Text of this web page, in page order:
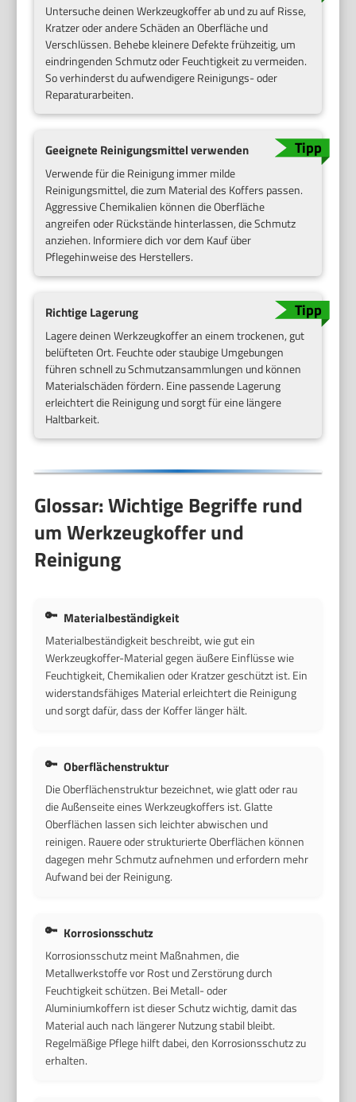
Untersuche deinen Werkzeugkoffer ab und zu auf Risse,
Kratzer oder andere Schäden an Oberfläche und
Verschlüssen. Behebe kleinere Defekte frühzeitig, um
eindringenden Schmutz oder Feuchtigkeit zu vermeiden.
So verhinderst du aufwendigere Reinigungs- oder
Reparaturarbeiten.
Geeignete Reinigungsmittel verwenden
Verwende für die Reinigung immer milde
Reinigungsmittel, die zum Material des Koffers passen.
Aggressive Chemikalien können die Oberfläche
angreifen oder Rückstände hinterlassen, die Schmutz
anziehen. Informiere dich vor dem Kauf über
Pflegehinweise des Herstellers.
Richtige Lagerung
Lagere deinen Werkzeugkoffer an einem trockenen, gut
belüfteten Ort. Feuchte oder staubige Umgebungen
führen schnell zu Schmutzansammlungen und können
Materialschäden fördern. Eine passende Lagerung
erleichtert die Reinigung und sorgt für eine längere
Haltbarkeit.
Glossar: Wichtige Begriffe rund
um Werkzeugkoffer und
Reinigung
Materialbeständigkeit
Materialbeständigkeit beschreibt, wie gut ein
Werkzeugkoffer-Material gegen äußere Einflüsse wie
Feuchtigkeit, Chemikalien oder Kratzer geschützt ist. Ein
widerstandsfähiges Material erleichtert die Reinigung
und sorgt dafür, dass der Koffer länger hält.
Oberflächenstruktur
Die Oberflächenstruktur bezeichnet, wie glatt oder rau
die Außenseite eines Werkzeugkoffers ist. Glatte
Oberflächen lassen sich leichter abwischen und
reinigen. Rauere oder strukturierte Oberflächen können
dagegen mehr Schmutz aufnehmen und erfordern mehr
Aufwand bei der Reinigung.
Korrosionsschutz
Korrosionsschutz meint Maßnahmen, die
Metallwerkstoffe vor Rost und Zerstörung durch
Feuchtigkeit schützen. Bei Metall- oder
Aluminiumkoffern ist dieser Schutz wichtig, damit das
Material auch nach längerer Nutzung stabil bleibt.
Regelmäßige Pflege hilft dabei, den Korrosionsschutz zu
erhalten.